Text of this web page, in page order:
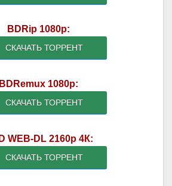
BDRip 1080p:
СКАЧАТЬ ТОРРЕНТ
BDRemux 1080p:
СКАЧАТЬ ТОРРЕНТ
WEB-DL 2160p 4К:
СКАЧАТЬ ТОРРЕНТ